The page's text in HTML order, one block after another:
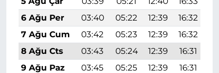
6 Ağu Per
03:40 05:22 12:39 16:32
7 Ağu Cum
03:42 05:23 12:39 16:32
8 Ağu Cts
03:43 05:24 12:39 16:31
9 Ağu Paz
03:45 05:25 12:39 16:31